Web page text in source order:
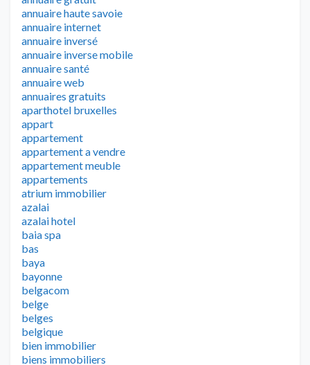
annuaire haute savoie
annuaire internet
annuaire inversé
annuaire inverse mobile
annuaire santé
annuaire web
annuaires gratuits
aparthotel bruxelles
appart
appartement
appartement a vendre
appartement meuble
appartements
atrium immobilier
azalai
azalai hotel
baia spa
bas
baya
bayonne
belgacom
belge
belges
belgique
bien immobilier
biens immobiliers